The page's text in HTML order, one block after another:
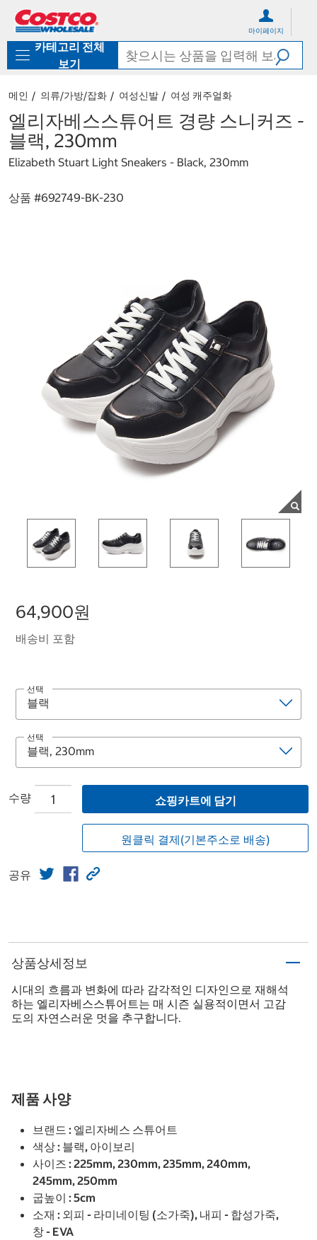
로
기
가
마이페이지
카테고리 전체
보기
메인 의류/가방/잡화 여성신발 여성 캐주얼화
엘리자베스스튜어트 경량 스니커즈 -
블랙, 230mm
Elizabeth Stuart Light Sneakers - Black, 230mm
상품 #692749-BK-230
64,900원
배송비 포함
선택
선택
수량 쇼핑카트에 담기
원클릭 결제(기본주소로 배송)
공유
상품상세정보
시대의 흐름과 변화에 따라 감각적인 디자인으로 재해석
하는 엘리자베스스튜어트는 매 시즌 실용적이면서 고감
도의 자연스러운 멋을 추구합니다.
제품 사양
브랜드 : 엘리자베스 스튜어트
색상 : 블랙, 아이보리
사이즈 : 225mm, 230mm, 235mm, 240mm,
245mm, 250mm
굽높이 : 5cm
소재 : 외피 - 라미네이팅 (소가죽), 내피 - 합성가죽,
창 - EVA